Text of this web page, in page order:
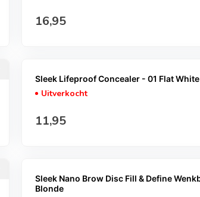
Normale prijs
16,95
Sleek Lifeproof Concealer - 01 Flat White
Uitverkocht
Normale prijs
11,95
Sleek Nano Brow Disc Fill & Define
Blonde